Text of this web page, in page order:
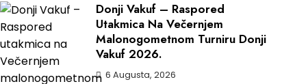
Donji Vakuf – Raspored
Utakmica Na Večernjem
Malonogometnom Turniru Donji
Vakuf 2026.
6 Augusta, 2026